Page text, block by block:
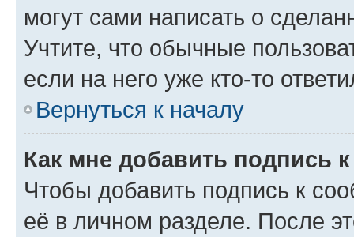
могут сами написать о
Учтите, что обычные
если на него уже кто-то
Вернуться к началу
Как мне добавить подпись
Чтобы добавить подпись к
её в личном разделе. После